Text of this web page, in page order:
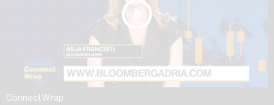
Connect Wrap